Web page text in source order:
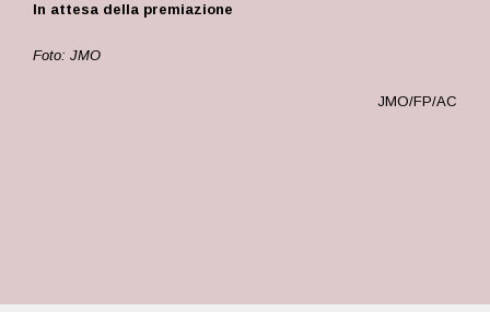
In attesa della premiazione
Foto: JMO
JMO/FP/AC